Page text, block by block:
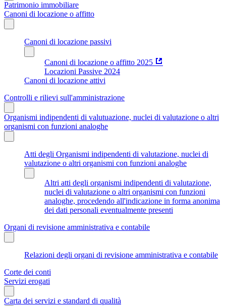
Patrimonio immobiliare
Canoni di locazione o affitto
Canoni di locazione passivi
Canoni di locazione o affitto 2025
Locazioni Passive 2024
Canoni di locazione attivi
Controlli e rilievi sull'amministrazione
Organismi indipendenti di valutuazione, nuclei di valutazione o altri
organismi con funzioni analoghe
Atti degli Organismi indipendenti di valutazione, nuclei di
valutazione o altri organismi con funzioni analoghe
Altri atti degli organismi indipendenti di valutazione,
nuclei di valutazione o altri organismi con funzioni
analoghe, procedendo all'indicazione in forma anonima
dei dati personali eventualmente presenti
Organi di revisione amministrativa e contabile
Relazioni degli organi di revisione amministrativa e contabile
Corte dei conti
Servizi erogati
Carta dei servizi e standard di qualità